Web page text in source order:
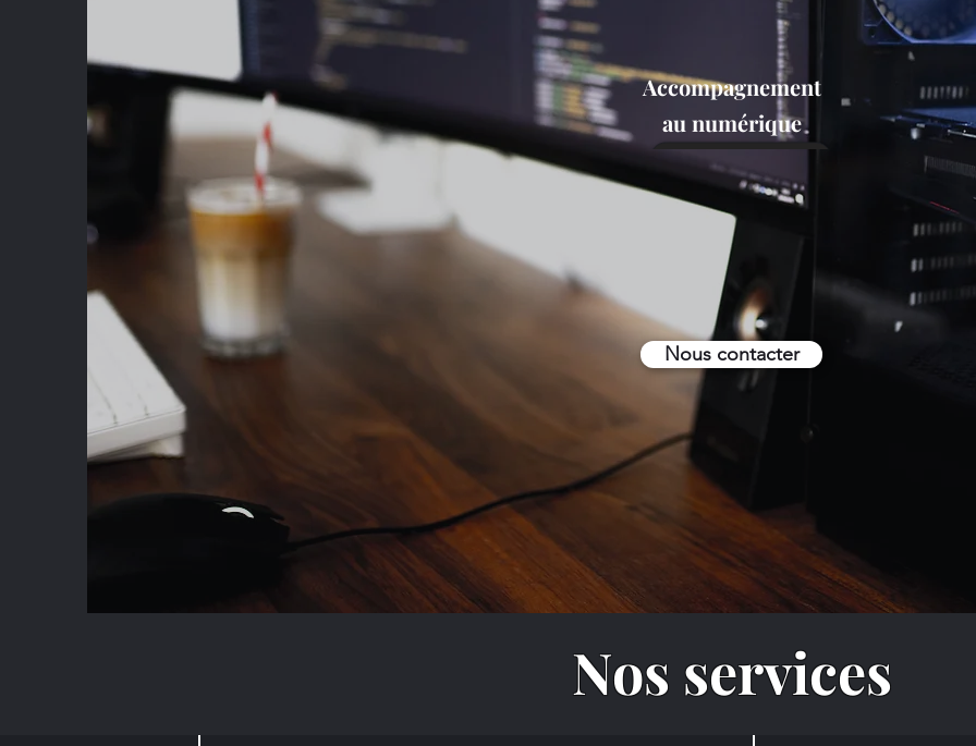
Accompagnement
au numérique
Nous contacter
Nos services